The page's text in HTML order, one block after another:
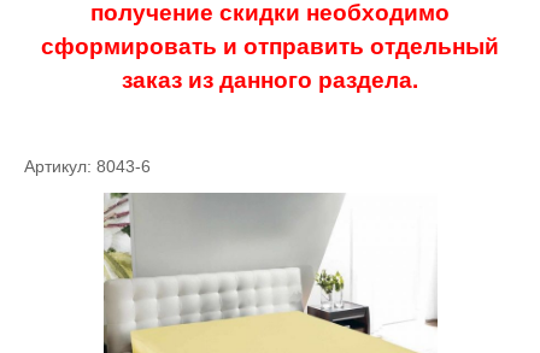
получение скидки необходимо
сформировать и отправить отдельный
заказ из данного раздела.
Артикул: 8043-6